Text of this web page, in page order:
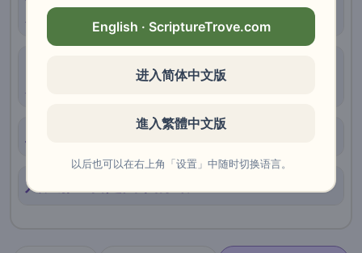
四、警醒不是焦虑——按时分粮的具体功
五、号筒——主再来的犹太节期预演
六、那一日是回家的钟声
English · ScriptureTrove.com
进入简体中文版
進入繁體中文版
以后也可以在右上角「设置」中随时切换语言。